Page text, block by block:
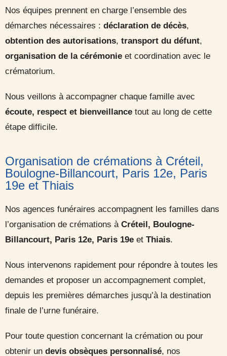
Nos équipes prennent en charge l’ensemble des
démarches nécessaires : déclaration de décès,
obtention des autorisations, transport du défunt,
organisation de la cérémonie et coordination avec le
crématorium.
Nous veillons à accompagner chaque famille avec
écoute, respect et bienveillance tout au long de cette
étape difficile.
Organisation de crémations à Créteil,
Boulogne-Billancourt, Paris 12e, Paris
19e et Thiais
Nos agences funéraires accompagnent les familles dans
l’organisation de crémations àCréteil, Boulogne-
Billancourt, Paris 12e, Paris 19e et Thiais.
Nous intervenons rapidement pour répondre à toutes les
demandes et proposer un accompagnement complet,
depuis les premières démarches jusqu’à la destination
finale de l’urne funéraire.
Pour toute question concernant la crémation ou pour
obtenir un devis obsèques personnalisé, nos